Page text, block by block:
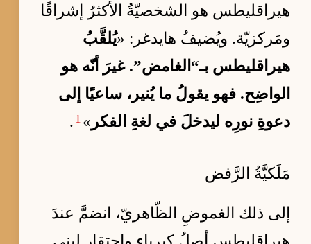
هيراقليطس هو الشخصيّةُ الأكثرُ إشراقًا
ومَركزيّة. ويُضيفُ هايدغر: «يُلقَّبُ
هيراقليطس بـ“الغامض”. غيرَ أنّه هو
الواضِح. فهو يقولُ ما يُنير، ساعيًا إلى
دعوةِ نورِه ليدخلَ في لغةِ الفكر »
1
.
مَلَكيَّةُ الرَّفض
إلى ذلك الغموضِ الظّاهريّ، انضمَّ عندَ
هيراقليطس أصلُ كِبرياءٍ واحتقارٍ لبني